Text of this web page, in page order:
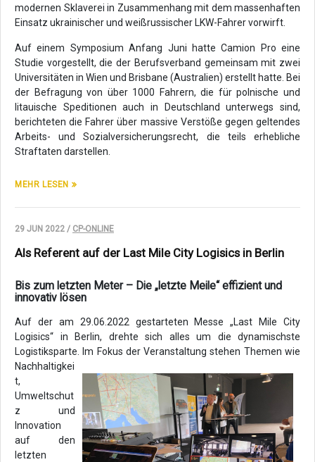
modernen Sklaverei in Zusammenhang mit dem massenhaften
Einsatz ukrainischer und weißrussischer LKW-Fahrer vorwirft.
Auf einem Symposium Anfang Juni hatte Camion Pro eine
Studie vorgestellt, die der Berufsverband gemeinsam mit zwei
Universitäten in Wien und Brisbane (Australien) erstellt hatte. Bei
der Befragung von über 1000 Fahrern, die für polnische und
litauische Speditionen auch in Deutschland unterwegs sind,
berichteten die Fahrer über massive Verstöße gegen geltendes
Arbeits- und Sozialversicherungsrecht, die teils erhebliche
Straftaten darstellen.
MEHR LESEN
29 JUN 2022 / CP-ONLINE
Als Referent auf der Last Mile City Logisics in Berlin
Bis zum letzten Meter – Die „letzte Meile“ effizient und
innovativ lösen
Auf der am 29.06.2022 gestarteten Messe „Last Mile City
Logisics“ in Berlin, drehte sich alles um die dynamischste
Logistiksparte. Im Fokus der Veranstaltungstehen Themen wie
Nachhaltigkei
t,
Umweltschut
z und
Innovation
auf den
letzten